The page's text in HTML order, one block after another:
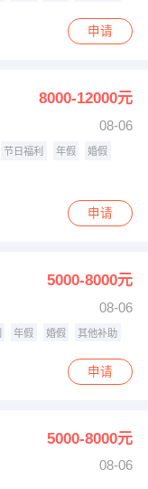
申请
8000-12000元
08-06
节日福利 年假 婚假
申请
5000-8000元
08-06
年假 婚假 其他补助
申请
5000-8000元
08-06